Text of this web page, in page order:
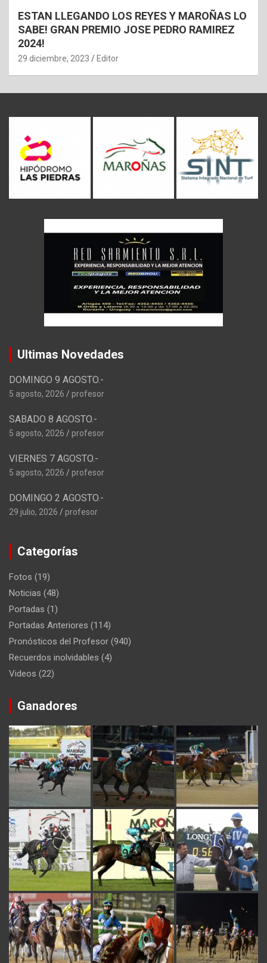
ESTAN LLEGANDO LOS REYES Y MAROÑAS LO
SABE! GRAN PREMIO JOSE PEDRO RAMIREZ
2024!
29 diciembre, 2023 Editor
Ultimas Novedades
DOMINGO 9 AGOSTO.-
5 agosto, 2026 profesor
SABADO 8 AGOSTO.-
5 agosto, 2026 profesor
VIERNES 7 AGOSTO.-
5 agosto, 2026 profesor
DOMINGO 2 AGOSTO.-
29 julio, 2026 profesor
Categorías
Fotos (19)
Noticias (48)
Portadas (1)
Portadas Anteriores (114)
Pronósticos del Profesor (940)
Recuerdos inolvidables (4)
Videos (22)
Ganadores